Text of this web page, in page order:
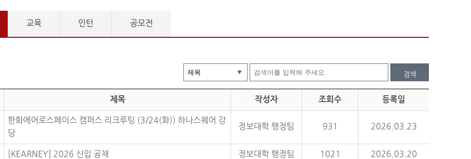
교육 인턴 공모전
검색
제목 작성자 조회수 등록일
한화에어로스페이스 캠퍼스 리크루팅 (3/24(화)) 하나스퀘어 강
당
정보대학 행정팀 931 2026.03.23
[KEARNEY] 2026 신입 공채 정보대학 행정팀 1021 2026.03.20